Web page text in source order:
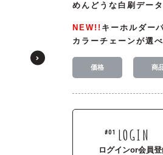
めんどうな白刷デー
NEW!! キーホルダー
カラーチェーンが選
価格 商
#01 LOGIN
ログインor会員